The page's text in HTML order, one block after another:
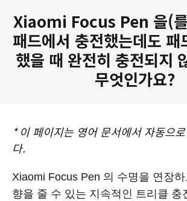
Xiaomi Focus Pen 을(
패드에서 충전했는데도 패
했을 때 완전히 충전되지
무엇인가요?
* 이 페이지는 영어 문서에서 자동으
다.
Xiaomi Focus Pen 의 수명을 연장
향을 줄 수 있는 지속적인 트리클 충